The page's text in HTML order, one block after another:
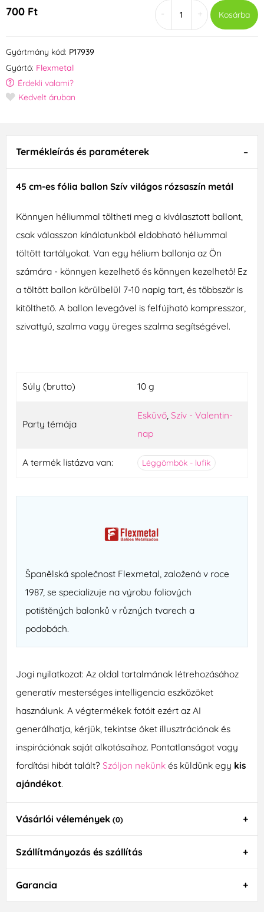
700 Ft + Kosárba
Gyártmány kód: P17939
Gyártó: Flexmetal
Érdekli valami?
Kedvelt áruban
Termékleírás és paraméterek
45 cm-es fólia ballon Szív világos rózsaszín metál
Könnyen héliummal töltheti meg a kiválasztott ballont,
csak válasszon kínálatunkból eldobható héliummal
töltött tartályokat. Van egy hélium ballonja az Ön
számára - könnyen kezelhető és könnyen kezelhető! Ez
a töltött ballon körülbelül 7-10 napig tart, és többször is
kitölthető. A ballon levegővel is felfújható kompresszor,
szivattyú, szalma vagy üreges szalma segítségével.
Súly (brutto) 10 g
Party témája
Esküvő, Szív - Valentin-
nap
A termék listázva van: Léggömbök - lufik
Španělská společnost Flexmetal, založená v roce
1987, se specializuje na výrobu foliových
potištěných balonků v různých tvarech a
podobách.
Jogi nyilatkozat: Az oldal tartalmának létrehozásához
generatív mesterséges intelligencia eszközöket
használunk. A végtermékek fotóit ezért az AI
generálhatja, kérjük, tekintse őket illusztrációnak és
inspirációnak saját alkotásaihoz. Pontatlanságot vagy
fordítási hibát talált? Szóljon nekünkés küldünk egy kis
ajándékot.
Vásárlói vélemények (0)
Szállítmányozás és szállítás
Garancia